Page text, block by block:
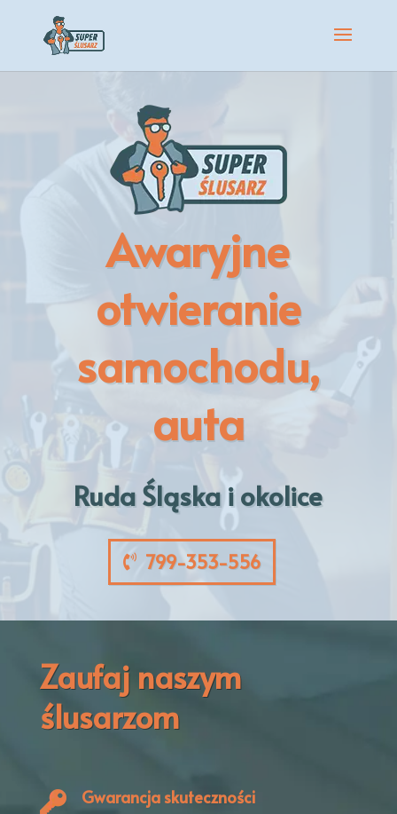
Awaryjne
otwieranie
samochodu,
auta
Ruda Śląska i okolice
799-353-556
Zaufaj naszym
ślusarzom
Gwarancja skuteczności